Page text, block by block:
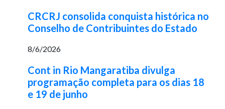
CRCRJ consolida conquista histórica no
Conselho de Contribuintes do Estado
8/6/2026
Cont in Rio Mangaratiba divulga
programação completa para os dias 18
e 19 de junho